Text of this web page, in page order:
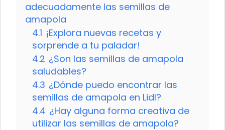
adecuadamente las semillas de
amapola
4.1 ¡Explora nuevas recetas y
sorprende a tu paladar!
4.2 ¿Son las semillas de amapola
saludables?
4.3 ¿Dónde puedo encontrar las
semillas de amapola en Lidl?
4.4 ¿Hay alguna forma creativa de
utilizar las semillas de amapola?